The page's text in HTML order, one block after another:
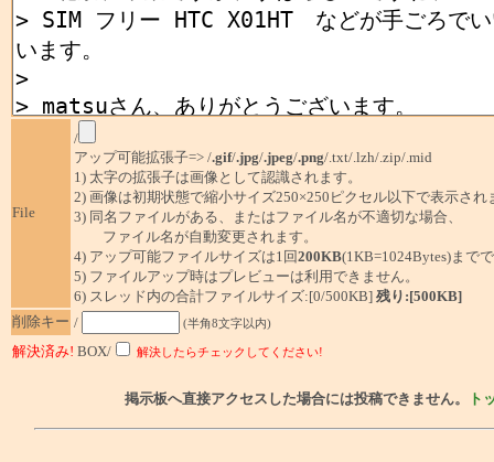
File
/
アップ可能拡張子=> /.gif/.jpg/.jpeg/.png/.txt/.lzh/.zip/.mid
1) 太字の拡張子は画像として認識されます。
2) 画像は初期状態で縮小サイズ250×250ピクセル以下で表示され
3) 同名ファイルがある、またはファイル名が不適切な場合、
ファイル名が自動変更されます。
4) アップ可能ファイルサイズは1回200KB(1KB=1024Bytes)まで
5) ファイルアップ時はプレビューは利用できません。
6) スレッド内の合計ファイルサイズ:[0/500KB] 残り:[500KB]
削除キー / (半角8文字以内)
解決済み! BOX/ 解決したらチェックしてください!
掲示板へ直接アクセスした場合には投稿できません。 ト